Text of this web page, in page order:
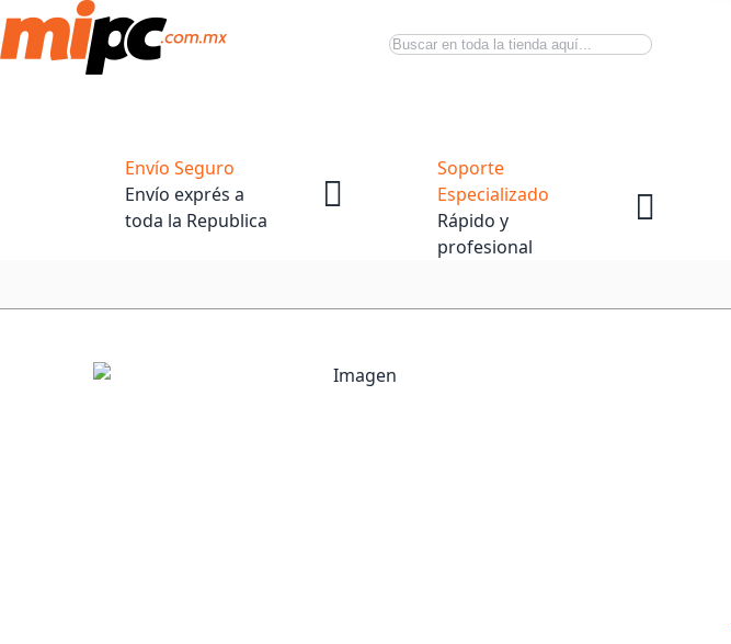
Buscar
Envío Seguro
Envío exprés a
toda la Republica
Soporte
Especializado
Rápido y
profesional